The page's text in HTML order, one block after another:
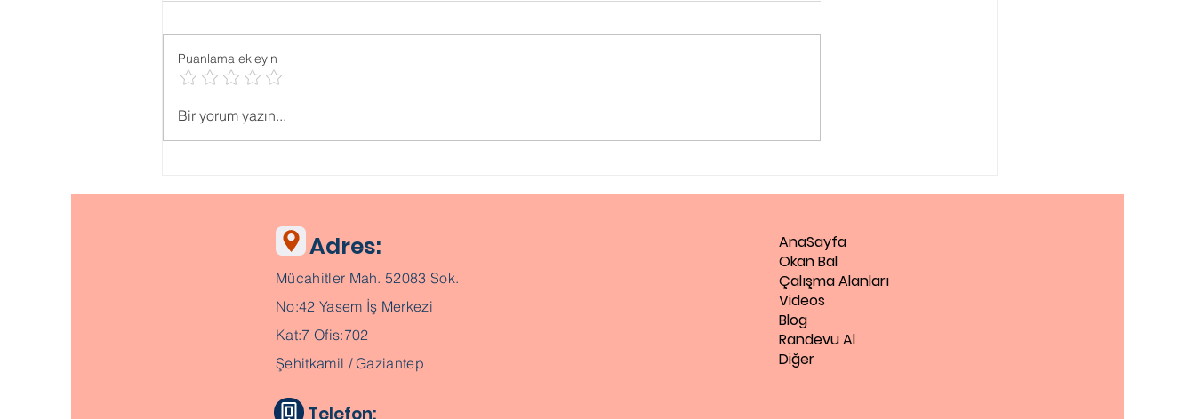
Psikolojik ONLİNE TESTLER
Değerlendirme Testi
Ne Zaman Almalısınız?
Puanlama ekleyin
Bir yorum yazın...
Adres:
Mücahitler Mah. 52083 Sok.
No:42 Yasem İş Merkezi
Kat:7 Ofis:702
Şehitkamil / Gaziantep
AnaSayfa
Okan Bal
Çalışma Alanları
Videos
Blog
Randevu Al
Diğer